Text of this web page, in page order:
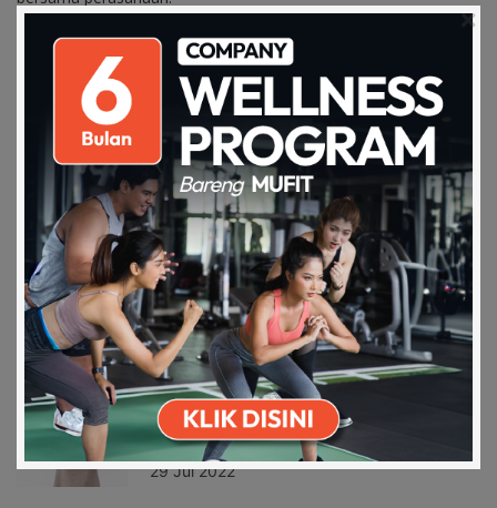
Download on the
Apps Store
Get it on Play
Store
SHARE
RELATED ARTICLES
Salad sayur, sehat dan praktis untuk
buka pua…
21 Apr 2022
Mental health terkadang dianggap
penyakit yan…
29 Jul 2022